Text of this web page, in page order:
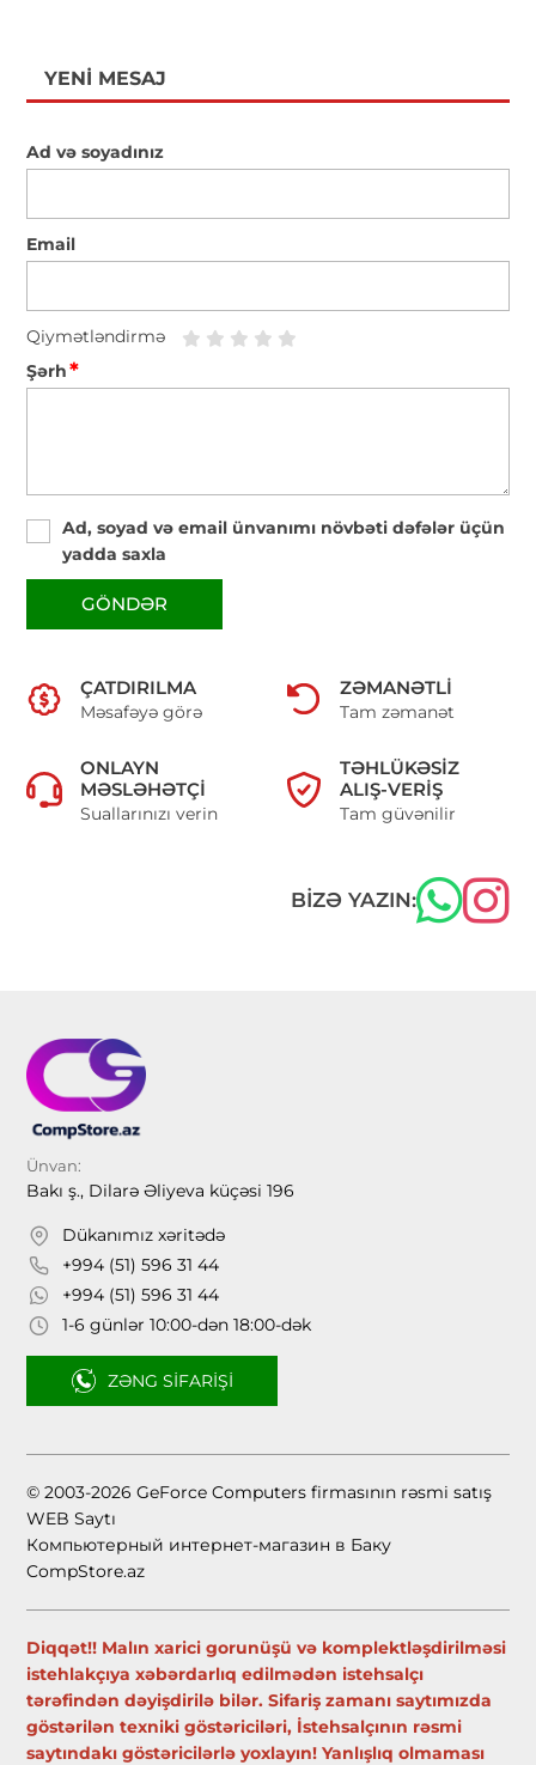
YENI MESAJ
Ad və soyadınız
Email
Qiymətləndirmə
Şərh*
Ad, soyad və email ünvanımı növbəti dəfələr üçün
yadda saxla
GÖNDƏR
ÇATDIRILMA
Məsafəyə görə
ZƏMANƏTLI
Tam zəmanət
ONLAYN
MƏSLƏHƏTÇI
Suallarınızı verin
TƏHLÜKƏSIZ
ALIŞ-VERIŞ
Tam güvənilir
BIZƏ YAZIN:
Ünvan:
Bakı ş., Dilarə Əliyeva küçəsi 196
Dükanımız xəritədə
+994 (51) 596 31 44
+994 (51) 596 31 44
1-6 günlər 10:00-dən 18:00-dək
ZƏNG SIFARIŞI
© 2003-2026 GeForce Computers firmasının rəsmi satış
WEB Saytı
Компьютерный интернет-магазин в Баку
CompStore.az
Diqqət!! Malın xarici gorunüşü və komplektləşdirilməsi
istehlakçıya xəbərdarlıq edilmədən istehsalçı
tərəfindən dəyişdirilə bilər. Sifariş zamanı saytımızda
göstərilən texniki göstəriciləri, İstehsalçının rəsmi
saytındakı göstəricilərlə yoxlayın! Yanlışlıq olmaması